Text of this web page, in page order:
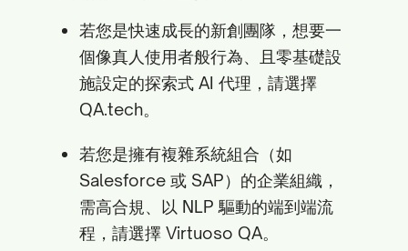
若您是快速成長的新創團隊，想要一
個像真人使用者般行為、且零基礎設
施設定的探索式 AI 代理，請選擇
QA.tech。
若您是擁有複雜系統組合（如
Salesforce 或 SAP）的企業組織，
需高合規、以 NLP 驅動的端到端流
程，請選擇 Virtuoso QA。